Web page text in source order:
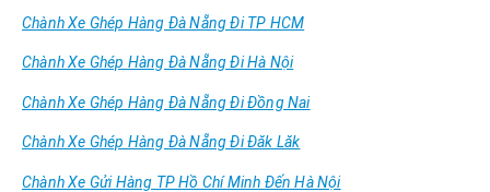
Chành Xe Ghép Hàng Đà Nẵng Đi TP HCM
Chành Xe Ghép Hàng Đà Nẵng Đi Hà Nội
Chành Xe Ghép Hàng Đà Nẵng Đi Đồng Nai
Chành Xe Ghép Hàng Đà Nẵng Đi Đăk Lăk
Chành Xe Gửi Hàng TP Hồ Chí Minh Đến Hà Nội